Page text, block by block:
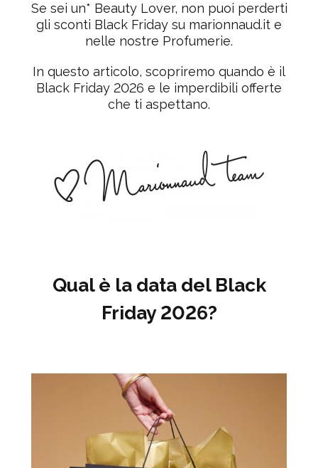
Se sei un* Beauty Lover, non puoi perderti
gli sconti Black Friday su marionnaud.it e
nelle nostre Profumerie.
In questo articolo, scopriremo quando è il
Black Friday 2026 e le imperdibili offerte
che ti aspettano.
Qual è la data del Black
Friday 2026?